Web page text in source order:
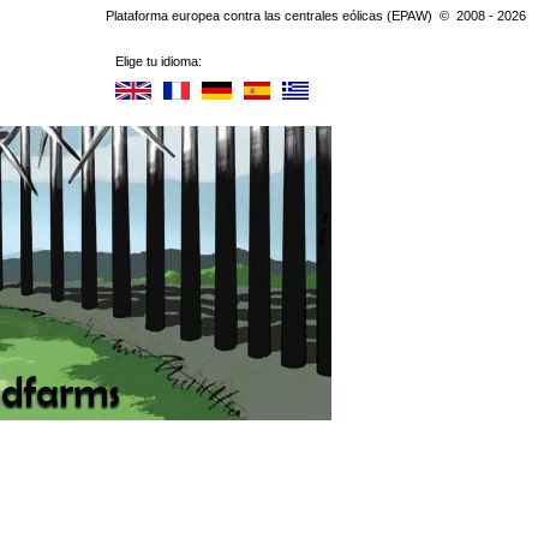
Elige tu idioma:
Plataforma europea contra las centrales eólicas (EPAW) © 2008 - 2026